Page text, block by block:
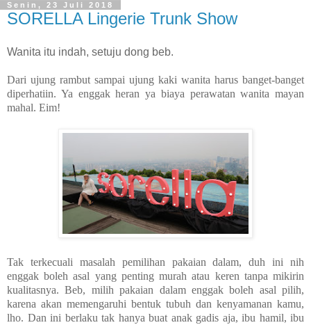
Senin, 23 Juli 2018
SORELLA Lingerie Trunk Show
Wanita itu indah, setuju dong beb.
Dari ujung rambut sampai ujung kaki wanita harus banget-banget
diperhatiin. Ya enggak heran ya biaya perawatan wanita mayan
mahal. Eim!
Tak terkecuali masalah pemilihan pakaian dalam, duh ini nih
enggak boleh asal yang penting murah atau keren tanpa mikirin
kualitasnya. Beb, milih pakaian dalam enggak boleh asal pilih,
karena akan memengaruhi bentuk tubuh dan kenyamanan kamu,
lho. Dan ini berlaku tak hanya buat anak gadis aja, ibu hamil, ibu